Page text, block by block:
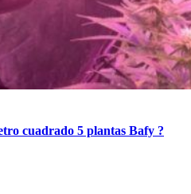
cuadrado 5 plantas Bafy ?